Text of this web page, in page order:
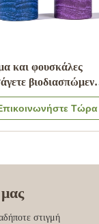
τροφίμων
εγγράφου
με το λογότυπο
καπακιών
που
Τώρα
στιγμή